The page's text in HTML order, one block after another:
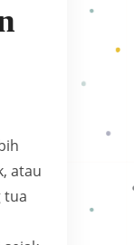
atau
tua